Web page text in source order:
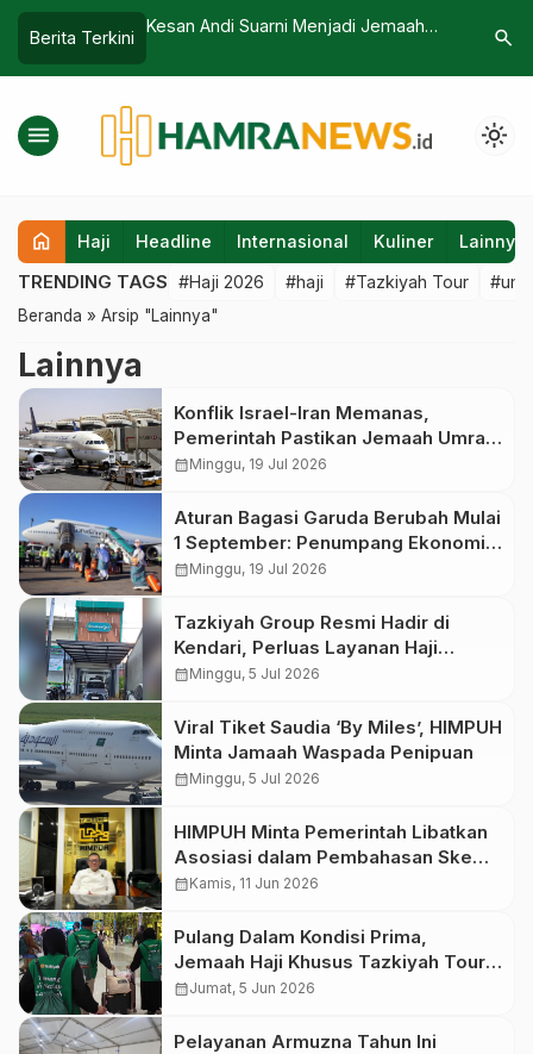
Berita Terkini
Kloter
Kesan Andi Suarni Menjadi Jemaah
Luar Biasa, Dokter Datang Langsung
ke Kamar
Petugas
karena
search
menu light_mode
home Haji Headline Internasional Kuliner Lainnya
TRENDING TAGS #Haji 2026 #haji #Tazkiyah Tour
Beranda » Arsip "Lainnya"
Lainnya
Konflik Israel-Iran Memanas,
Pemerintah Pastikan Jemaah Umrah
Indonesia Aman: Belum Ada yang
Saudi
calendar_monthMinggu, 19 Jul 2026
Aturan Bagasi Garuda Berubah Mulai
1 September: Penumpang Ekonomi
Kini Bisa Bawa Koper hingga 23 Kg
calendar_monthMinggu, 19 Jul 2026
Tazkiyah Group Resmi Hadir di
Kendari, Perluas Layanan Haji
Khusus dan Umrah di Sulawesi
calendar_monthMinggu, 5 Jul 2026
Viral Tiket Saudia ‘By Miles’, HIMPUH
Minta Jamaah Waspada Penipuan
calendar_monthMinggu, 5 Jul 2026
HIMPUH Minta Pemerintah Libatkan
Asosiasi dalam Pembahasan Skema
E-Wallet Umrah
calendar_monthKamis, 11 Jun 2026
Pulang Dalam Kondisi Prima,
Jemaah Haji Khusus Tazkiyah Tour
Tiba di Tanah Air
calendar_monthJumat, 5 Jun 2026
Pelayanan Armuzna Tahun Ini